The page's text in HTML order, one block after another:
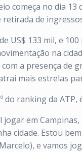
começa no dia
de
US$ 133 mil, e
na
a presença de
mais estrelas
do ranking da
jogar em
cidade. Estou
e vamos